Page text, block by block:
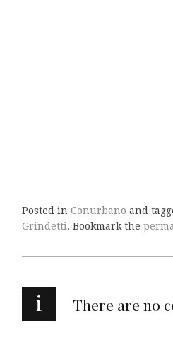
Posted in Conurbano and
Grindetti. Bookmark the
i There are no